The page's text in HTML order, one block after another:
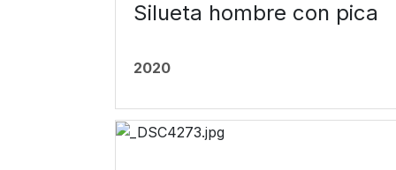
Silueta hombre con pica
2020